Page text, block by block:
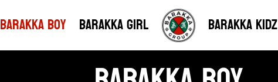
Barakka Boy Barakka Girl Barakka Kidz